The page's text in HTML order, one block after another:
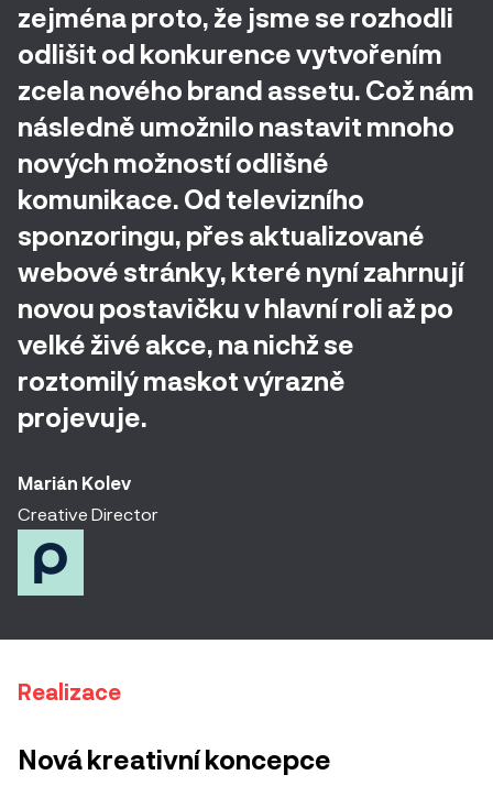
zejména proto, že jsme se rozhodli
odlišit od konkurence vytvořením
zcela nového brand assetu. Což nám
následně umožnilo nastavit mnoho
nových možností odlišné
komunikace. Od televizního
sponzoringu, přes aktualizované
webové stránky, které nyní zahrnují
novou postavičku v hlavní roli až po
velké živé akce, na nichž se
roztomilý maskot výrazně
projevuje.
Marián Kolev
Creative Director
Realizace
Nová kreativní koncepce